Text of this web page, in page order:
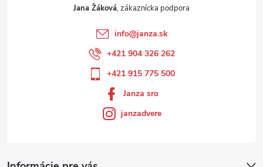
Jana Žáková
info@janza.sk
+421 904 326 262
+421 915 775 500
Janza sro
janzadvere